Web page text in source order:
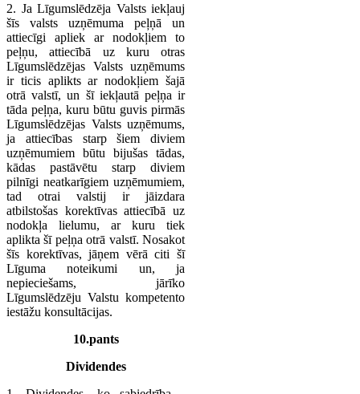
2. Ja Līgumslēdzēja Valsts iekļauj
šīs valsts uzņēmuma peļņā un
attiecīgi apliek ar nodokļiem to
peļņu, attiecībā uz kuru otras
Līgumslēdzējas Valsts uzņēmums
ir ticis aplikts ar nodokļiem šajā
otrā valstī, un šī iekļautā peļņa ir
tāda peļņa, kuru būtu guvis pirmās
Līgumslēdzējas Valsts uzņēmums,
ja attiecības starp šiem diviem
uzņēmumiem būtu bijušas tādas,
kādas pastāvētu starp diviem
pilnīgi neatkarīgiem uzņēmumiem,
tad otrai valstij ir jāizdara
atbilstošas korektīvas attiecībā uz
nodokļa lielumu, ar kuru tiek
aplikta šī peļņa otrā valstī. Nosakot
šīs korektīvas, jāņem vērā citi šī
Līguma noteikumi un, ja
nepieciešams, jārīko
Līgumslēdzēju Valstu kompetento
iestāžu konsultācijas.
10.pants
Dividendes